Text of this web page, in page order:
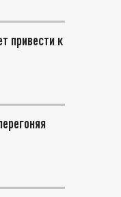
привести к